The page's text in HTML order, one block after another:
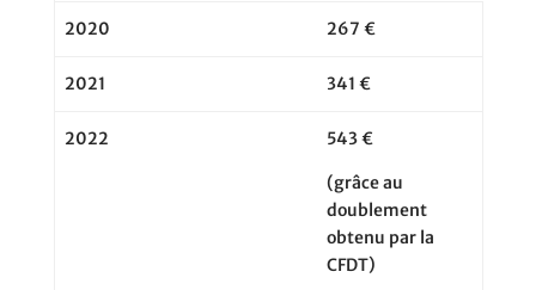
2020 267 €
2021 341 €
2022 543 €
(grâce au
doublement
obtenu par la
CFDT)